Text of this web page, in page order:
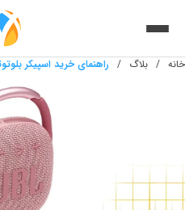
خانه / بلاگ / راهنمای خرید اسپیکر